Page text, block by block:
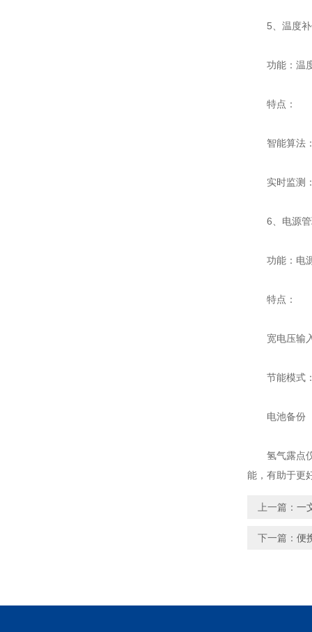
5、温度补
功能：温度
特点：
智能算法：
实时监测：
6、电源管
功能：电源
特点：
宽电压输入
节能模式：
电池备份（
氢气露点仪
能，有助于更
上一篇： 一
下一篇： 便